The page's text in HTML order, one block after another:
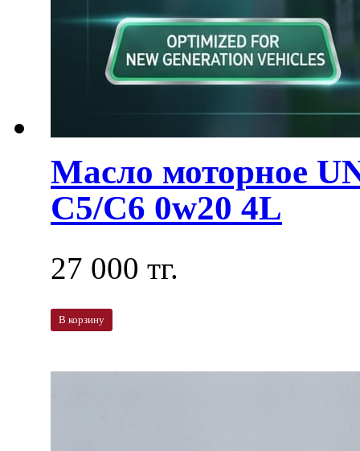
Масло моторное
C5/C6 0w20 4L
27 000 тг.
В корзину